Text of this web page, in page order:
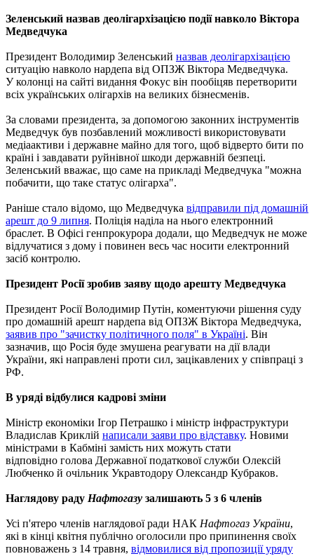
Зеленський назвав деолігархізацією події навколо Віктора
Медведчука
Президент Володимир Зеленський назвав деолігархізацією
ситуацію навколо нардепа від ОПЗЖ Віктора Медведчука.
У колонці на сайті видання Фокус він пообіцяв перетворити
всіх українських олігархів на великих бізнесменів.
За словами президента, за допомогою законних інструментів
Медведчук був позбавлений можливості використовувати
медіаактиви і державне майно для того, щоб відверто бити по
країні і завдавати руйнівної шкоди державній безпеці.
Зеленський вважає, що саме на прикладі Медведчука "можна
побачити, що таке статус олігарха".
Раніше стало відомо, що Медведчука відправили під домашній
арешт до 9 липня. Поліція наділа на нього електронний
браслет. В Офісі генпрокурора додали, що Медведчук не може
відлучатися з дому і повинен весь час носити електронний
засіб контролю.
Президент Росії зробив заяву щодо арешту Медведчука
Президент Росії Володимир Путін, коментуючи рішення суду
про домашній арешт нардепа від ОПЗЖ Віктора Медведчука,
заявив про "зачистку політичного поля" в Україні. Він
зазначив, що Росія буде змушена реагувати на дії влади
України, які направлені проти сил, зацікавлених у співпраці з
РФ.
В уряді відбулися кадрові зміни
Міністр економіки Ігор Петрашко і міністр інфраструктури
Владислав Криклій написали заяви про відставку. Новими
міністрами в Кабміні замість них можуть стати
відповідно голова Державної податкової служби Олексій
Любченко й очільник Укравтодору Олександр Кубраков.
Наглядову раду Нафтогазу залишають 5 з 6 членів
Усі п'ятеро членів наглядової ради НАК Нафтогаз України,
які в кінці квітня публічно оголосили про припинення своїх
повноважень з 14 травня, відмовилися від пропозиції уряду